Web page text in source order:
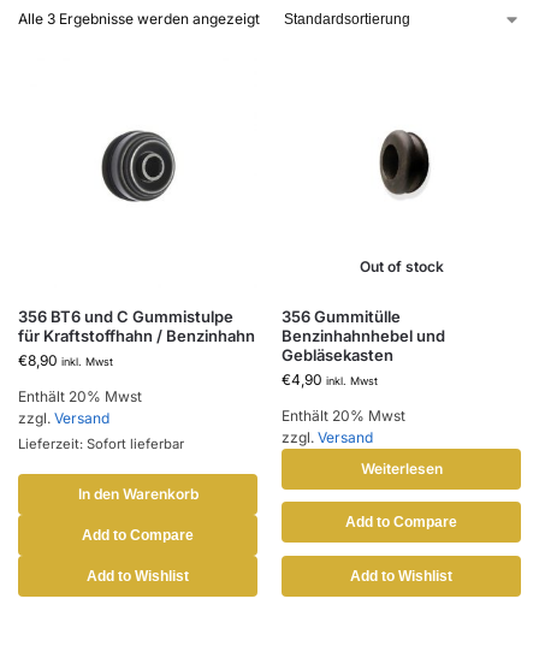
Alle 3 Ergebnisse werden angezeigt
356 BT6 und C Gummistulpe
für Kraftstoffhahn / Benzinhahn
€8,90 inkl. Mwst
Enthält 20% Mwst
zzgl. Versand
Lieferzeit: Sofort lieferbar
In den Warenkorb
Add to Compare
Add to Wishlist
Out of stock
356 Gummitülle
Benzinhahnhebel und
Gebläsekasten
€4,90 inkl. Mwst
Enthält 20% Mwst
zzgl. Versand
Weiterlesen
Add to Compare
Add to Wishlist